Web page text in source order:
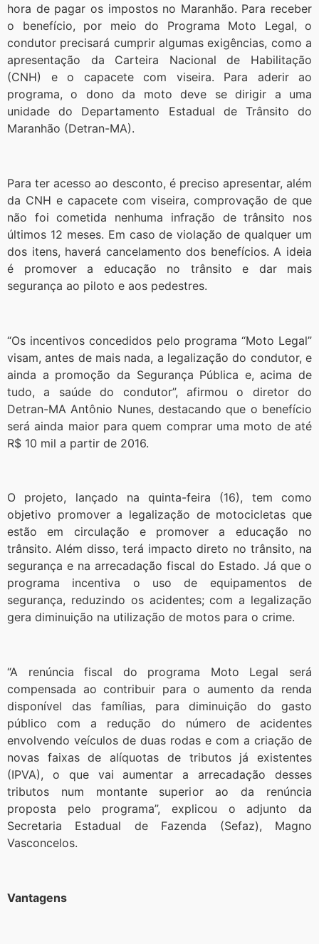
hora de pagar os impostos no Maranhão. Para receber
o benefício, por meio do Programa Moto Legal, o
condutor precisará cumprir algumas exigências, como a
apresentação da Carteira Nacional de Habilitação
(CNH) e o capacete com viseira. Para aderir ao
programa, o dono da moto deve se dirigir a uma
unidade do Departamento Estadual de Trânsito do
Maranhão (Detran-MA).
Para ter acesso ao desconto, é preciso apresentar, além
da CNH e capacete com viseira, comprovação de que
não foi cometida nenhuma infração de trânsito nos
últimos 12 meses. Em caso de violação de qualquer um
dos itens, haverá cancelamento dos benefícios. A ideia
é promover a educação no trânsito e dar mais
segurança ao piloto e aos pedestres.
“Os incentivos concedidos pelo programa “Moto Legal”
visam, antes de mais nada, a legalização do condutor, e
ainda a promoção da Segurança Pública e, acima de
tudo, a saúde do condutor”, afirmou o diretor do
Detran-MA Antônio Nunes, destacando que o benefício
será ainda maior para quem comprar uma moto de até
R$ 10 mil a partir de 2016.
O projeto, lançado na quinta-feira (16), tem como
objetivo promover a legalização de motocicletas que
estão em circulação e promover a educação no
trânsito. Além disso, terá impacto direto no trânsito, na
segurança e na arrecadação fiscal do Estado. Já que o
programa incentiva o uso de equipamentos de
segurança, reduzindo os acidentes; com a legalização
gera diminuição na utilização de motos para o crime.
“A renúncia fiscal do programa Moto Legal será
compensada ao contribuir para o aumento da renda
disponível das famílias, para diminuição do gasto
público com a redução do número de acidentes
envolvendo veículos de duas rodas e com a criação de
novas faixas de alíquotas de tributos já existentes
(IPVA), o que vai aumentar a arrecadação desses
tributos num montante superior ao da renúncia
proposta pelo programa”, explicou o adjunto da
Secretaria Estadual de Fazenda (Sefaz), Magno
Vasconcelos.
Vantagens